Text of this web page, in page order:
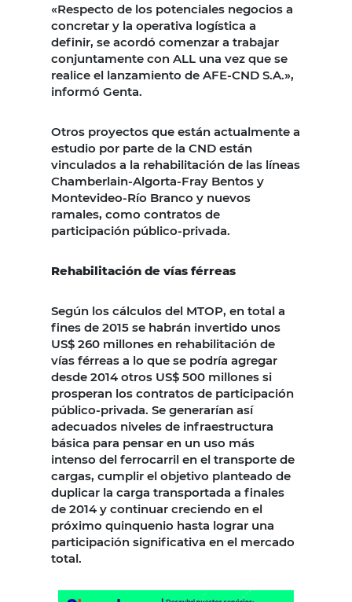
«Respecto de los potenciales negocios a
concretar y la operativa logística a
definir, se acordó comenzar a trabajar
conjuntamente con ALL una vez que se
realice el lanzamiento de AFE-CND S.A.»,
informó Genta.
Otros proyectos que están actualmente a
estudio por parte de la CND están
vinculados a la rehabilitación de las líneas
Chamberlain-Algorta-Fray Bentos y
Montevideo-Río Branco y nuevos
ramales, como contratos de
participación público-privada.
Rehabilitación de vías férreas
Según los cálculos del MTOP, en total a
fines de 2015 se habrán invertido unos
US$ 260 millones en rehabilitación de
vías férreas a lo que se podría agregar
desde 2014 otros US$ 500 millones si
prosperan los contratos de participación
público-privada. Se generarían así
adecuados niveles de infraestructura
básica para pensar en un uso más
intenso del ferrocarril en el transporte de
cargas, cumplir el objetivo planteado de
duplicar la carga transportada a finales
de 2014 y continuar creciendo en el
próximo quinquenio hasta lograr una
participación significativa en el mercado
total.